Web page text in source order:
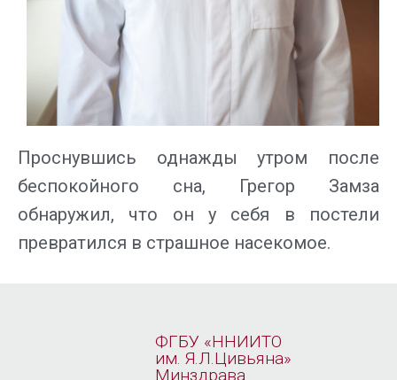
Проснувшись однажды утром после
беспокойного сна, Грегор Замза
обнаружил, что он у себя в постели
превратился в страшное насекомое.
ФГБУ «ННИИТО
им. Я.Л.Цивьяна»
Минздрава